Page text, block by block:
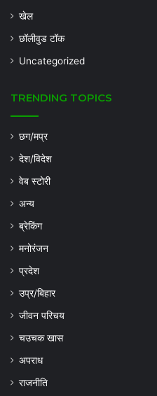
खेल
छॉलीवुड टॉक
Uncategorized
TRENDING TOPICS
छग/मप्र
देश/विदेश
वेब स्टोरी
अन्य
ब्रेकिंग
मनोरंजन
प्रदेश
उप्र/बिहार
जीवन परिचय
चउचक खास
अपराध
राजनीति